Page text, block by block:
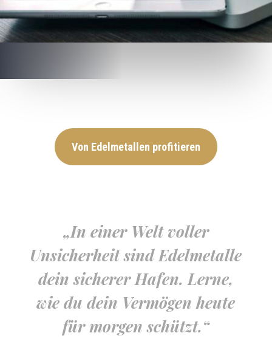
Von Edelmetallen profitieren
„In einer Welt voller
Unsicherheit sind Edelmetalle
dein sicherer Hafen. Lerne,
wie du dein Vermögen heute
für morgen schützt.“